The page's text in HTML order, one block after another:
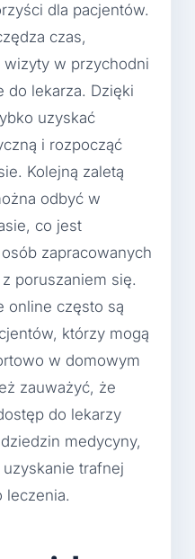
dla pacjentów.
czas,
w przychodni
do lekarza. Dzięki
uzyskać
i rozpocząć
Kolejną zaletą
odbyć w
co jest
zapracowanych
poruszaniem się.
online często są
którzy mogą
w domowym
zauważyć, że
do lekarzy
medycyny,
trafnej
leczenia.